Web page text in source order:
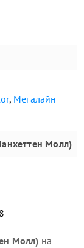
, Мегалайн
Молл)
Молл) на